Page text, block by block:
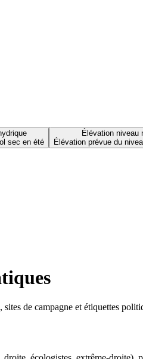
sec en été
Élévation niveau
Élévation prévue du
de campagne et étiquettes